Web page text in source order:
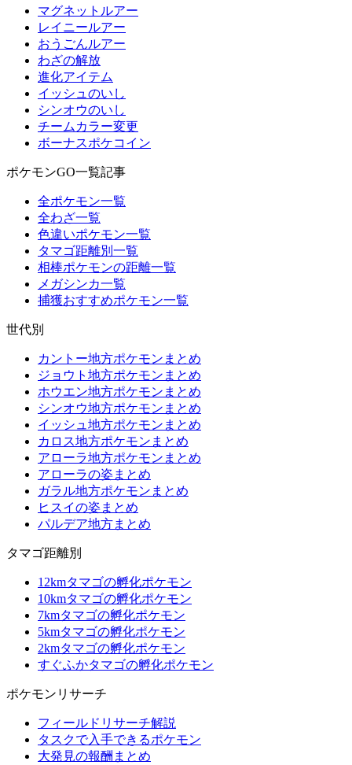
マグネットルアー
レイニールアー
おうごんルアー
わざの解放
進化アイテム
イッシュのいし
シンオウのいし
チームカラー変更
ボーナスポケコイン
ポケモンGO一覧記事
全ポケモン一覧
全わざ一覧
色違いポケモン一覧
タマゴ距離別一覧
相棒ポケモンの距離一覧
メガシンカ一覧
捕獲おすすめポケモン一覧
世代別
カントー地方ポケモンまとめ
ジョウト地方ポケモンまとめ
ホウエン地方ポケモンまとめ
シンオウ地方ポケモンまとめ
イッシュ地方ポケモンまとめ
カロス地方ポケモンまとめ
アローラ地方ポケモンまとめ
アローラの姿まとめ
ガラル地方ポケモンまとめ
ヒスイの姿まとめ
パルデア地方まとめ
タマゴ距離別
12kmタマゴの孵化ポケモン
10kmタマゴの孵化ポケモン
7kmタマゴの孵化ポケモン
5kmタマゴの孵化ポケモン
2kmタマゴの孵化ポケモン
すぐふかタマゴの孵化ポケモン
ポケモンリサーチ
フィールドリサーチ解説
タスクで入手できるポケモン
大発見の報酬まとめ